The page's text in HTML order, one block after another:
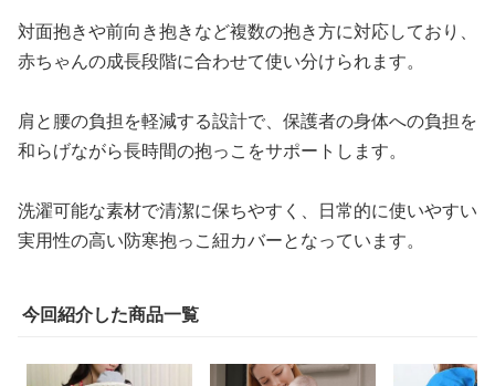
対面抱きや前向き抱きなど複数の抱き方に対応しており、
赤ちゃんの成長段階に合わせて使い分けられます。
肩と腰の負担を軽減する設計で、保護者の身体への負担を
和らげながら長時間の抱っこをサポートします。
洗濯可能な素材で清潔に保ちやすく、日常的に使いやすい
実用性の高い防寒抱っこ紐カバーとなっています。
今回紹介した商品一覧